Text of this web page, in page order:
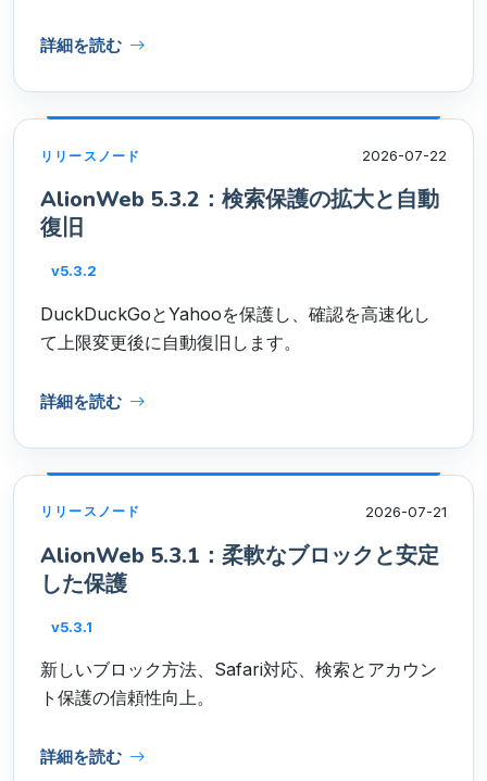
詳細を読む
リリースノード 2026-07-22
AlionWeb 5.3.2：検索保護の拡大と自動
復旧
v5.3.2
DuckDuckGoとYahooを保護し、確認を高速化し
て上限変更後に自動復旧します。
詳細を読む
リリースノード 2026-07-21
AlionWeb 5.3.1：柔軟なブロックと安定
した保護
v5.3.1
新しいブロック方法、Safari対応、検索とアカウン
ト保護の信頼性向上。
詳細を読む